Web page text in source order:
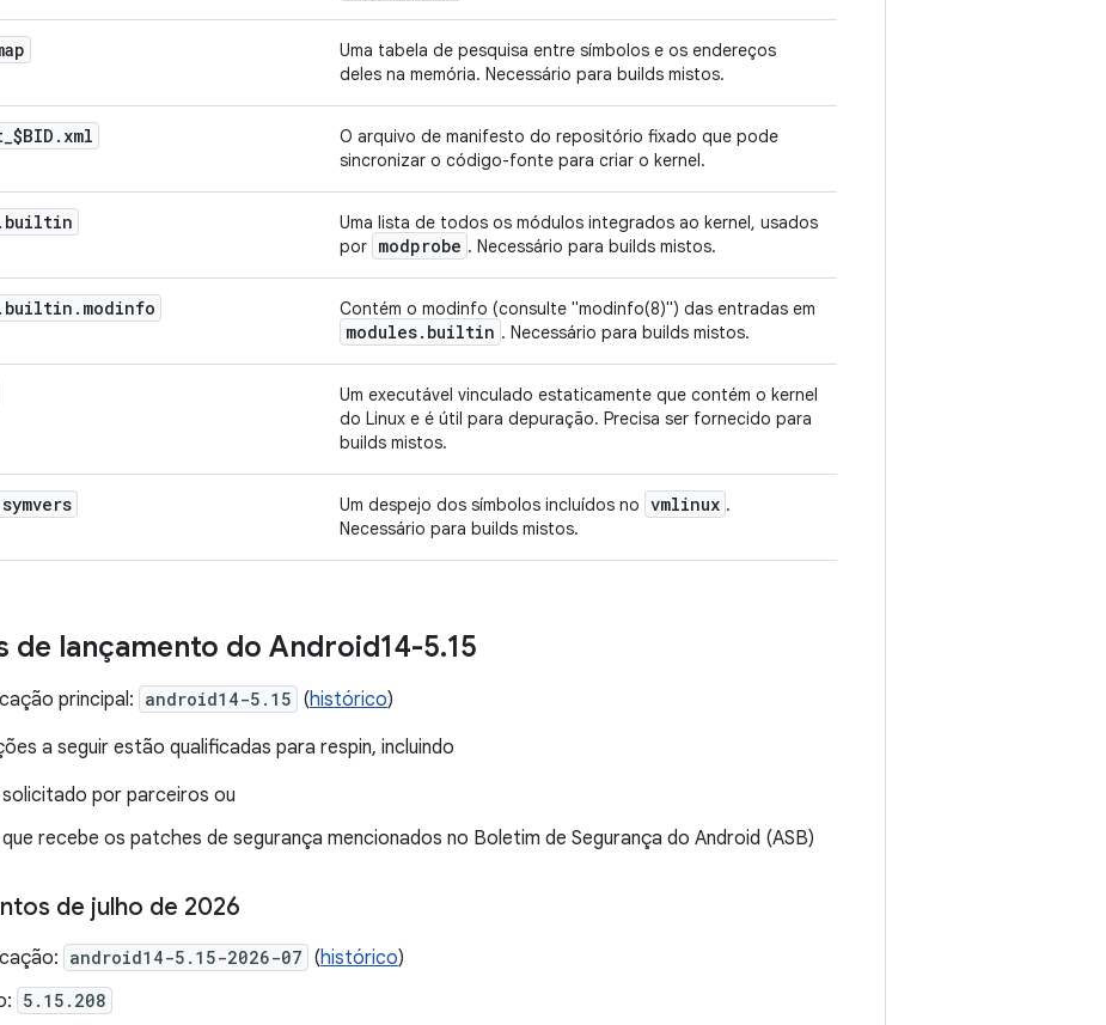
Uma tabela de pesquisa entre símbolos e os endereços
deles na memória. Necessário para builds mistos.
_$BID . xml
O arquivo de manifesto do repositório fixado que pode
sincronizar o código-fonte para criar o kernel.
. builtin
Uma lista de todos os módulos integrados ao kernel, usados
por modprobe . Necessário para builds mistos.
. builtin . modinfo Contém o modinfo (consulte "modinfo(8)") das entradas em
modules. builtin . Necessário para builds mistos.
Um executável vinculado estaticamente que contém o kernel
do Linux e é útil para depuração. Precisa ser fornecido para
builds mistos.
symvers Um despejo dos símbolos incluídos no vmlinux .
Necessário para builds mistos.
de lançamento do Android14-5.15
principal: android14-5.15 (histórico)
a seguir estão qualificadas para respin, incluindo
solicitado por parceiros ou
recebe os patches de segurança mencionados no Boletim de Segurança do Android (ASB)
de julho de 2026
android14-5.15-2026-07 (histórico)
5.15.208